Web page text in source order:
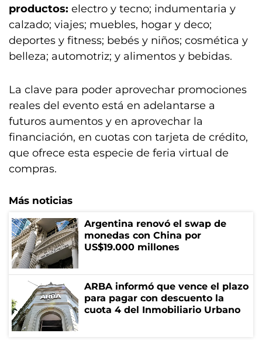
productos: electro y tecno; indumentaria y
calzado; viajes; muebles, hogar y deco;
deportes y fitness; bebés y niños; cosmética y
belleza; automotriz; y alimentos y bebidas.
La clave para poder aprovechar promociones
reales del evento está en adelantarse a
futuros aumentos y en aprovechar la
financiación, en cuotas con tarjeta de crédito,
que ofrece esta especie de feria virtual de
compras.
Más noticias
Argentina renovó el swap de
monedas con China por
US$19.000 millones
ARBA informó que vence el plazo
para pagar con descuento la
cuota 4 del Inmobiliario Urbano